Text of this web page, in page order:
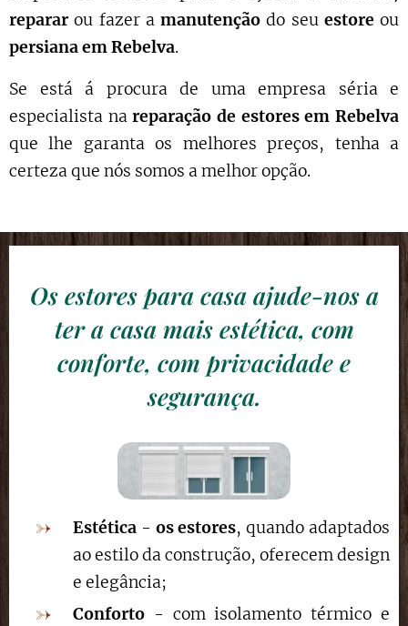
reparar ou fazer a manutenção do seuestore ou
persiana em Rebelva.
Se está á procura de uma empresa séria e
especialista nareparação de estoresem Rebelva
que lhe garanta os melhores preços, tenha a
certeza que nós somos a melhor opção.
Os estores para casa ajude-nos a
ter a casa mais estética, com
conforte, com privacidade e
segurança.
Estética - os estores, quando adaptados
ao estilo da construção, oferecem design
e elegância;
Conforto - com isolamento térmico e